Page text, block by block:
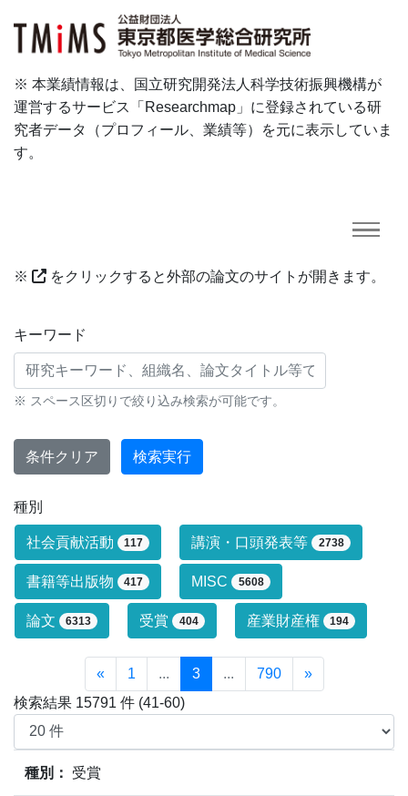
※ 本業績情報は、国立研究開発法人科学技術振興機構が
運営するサービス「Researchmap」に登録されている研
究者データ（プロフィール、業績等）を元に表示していま
す。
※ をクリックすると外部の論文のサイトが開きます。
研究業績に対する検索条件
キーワード
※ スペース区切りで絞り込み検索が可能です。
条件クリア 検索実行
種別
研究業績タイプによる絞り込み条件で
社会貢献活動 117 講演・口頭発表等 2738
書籍等出版物 417 MISC 5608
論文 6313 受賞 404 産業財産権 194
« 1 ... 3 ... 790
»
検索結果 15791 件 (41-60)
種別：
受賞